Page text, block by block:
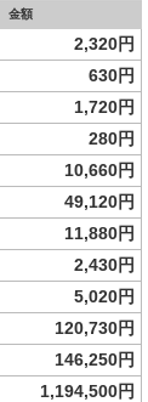
金額
2,320円
630円
1,720円
280円
10,660円
49,120円
11,880円
2,430円
5,020円
120,730円
146,250円
1,194,500円